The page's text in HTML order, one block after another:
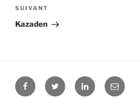
Article
suivant
SUIVANT
Kazaden
FacebookTwitter LinkedinE-
mail